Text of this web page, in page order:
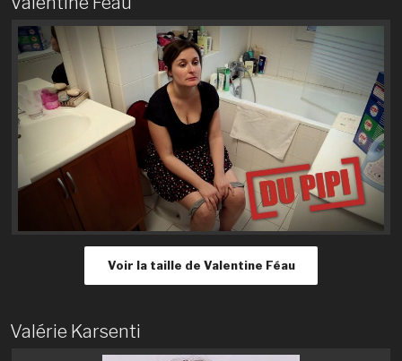
Voir la taille de Valentine Féau
Valérie Karsenti